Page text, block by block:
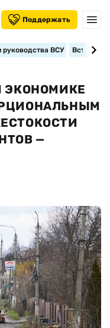
Поддержать
руководства ВСУ
ЭКОНОМИКЕ
—